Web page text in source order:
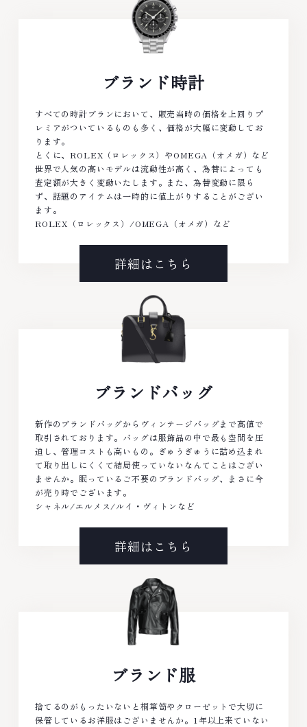
ブランド時計
すべての時計ブランにおいて、販売当時の価格を上回りプ
レミアがついているものも多く、価格が大幅に変動してお
ります。
とくに、ROLEX（ロレックス）やOMEGA（オメガ）など
世界で人気の高いモデルは流動性が高く、為替によっても
査定額が大きく変動いたします。また、為替変動に限ら
ず、話題のアイテムは一時的に値上がりすることがござい
ます。
ROLEX（ロレックス）/OMEGA（オメガ）など
詳細はこちら
ブランドバッグ
新作のブランドバッグからヴィンテージバッグまで高値で
取引されております。バッグは服飾品の中で最も空間を圧
迫し、管理コストも高いもの。ぎゅうぎゅうに詰め込まれ
て取り出しにくくて結局使っていないなんてことはござい
ませんか。眠っているご不要のブランドバッグ、まさに今
が売り時でございます。
シャネル/エルメス/ルイ・ヴィトンなど
詳細はこちら
ブランド服
捨てるのがもったいないと桐箪笥やクローゼットで大切に
保管しているお洋服はございませんか。1年以上来ていない